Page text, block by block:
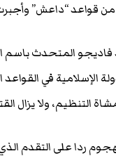
قواعد “داعش” وأجبرت
المتحدث باسم
الإسلامية في القواعد
التنظيم، ولا يزال
ردا على التقدم